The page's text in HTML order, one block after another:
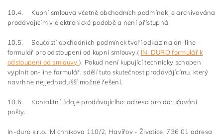
10.4. Kupní smlouva včetně obchodních podmínek je archivována
prodávajícím v elektronické podobě a není přístupná.
10.5. Součástí obchodních podmínek tvoří odkaz na on-line
formulář pro odstoupení od kupní smlouvy.( IN-DURO formulář k
odstoupení od smlouvy). Pokud není kupující technicky schopen
vyplnit on-line formulář, sdělí tuto skutečnost prodávájícímu, který
navrhne nejjednodušší možné řešení.
10.6. Kontaktní údaje prodávajícího: adresa pro doručování
pošty.
In-duro s.r.o., Michníkova 110/2, Havířov - Životice, 736 01 adresa